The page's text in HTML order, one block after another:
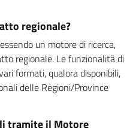
regionale?
un motore di ricerca,
regionale. Le funzionalità di
formati, qualora disponibili,
delle Regioni/Province
tramite il Motore